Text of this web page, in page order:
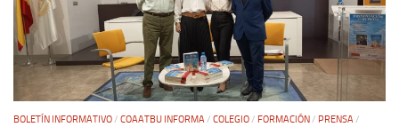
BOLETÍN INFORMATIVO/ COAATBU INFORMA/ COLEGIO/ FORMACIÓN / PRENSA/